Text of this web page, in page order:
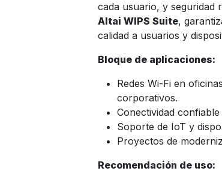
cada usuario, y seguridad
Altai WIPS Suite,
calidad a usuarios y
Bloque de aplicaciones:
Redes Wi-Fi en
corporativos.
Conectividad
Soporte de IoT y
Proyectos de
Recomendación de uso: